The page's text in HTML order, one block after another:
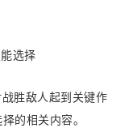
胜敌人起到关键作
的相关内容。